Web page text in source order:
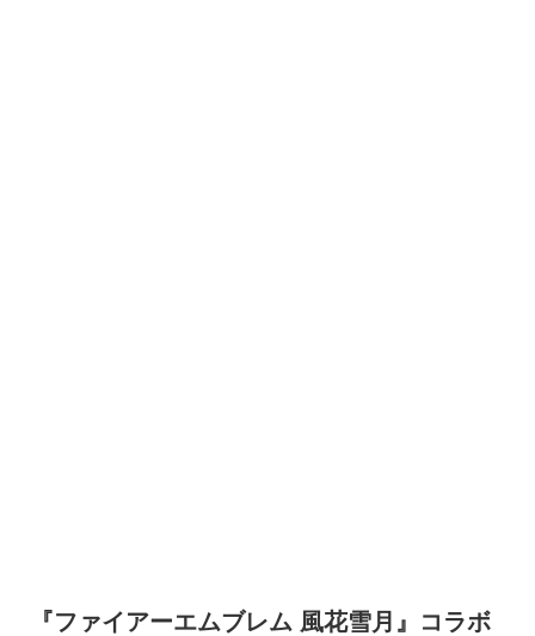
『ファイアーエムブレム 風花雪月』コラボ